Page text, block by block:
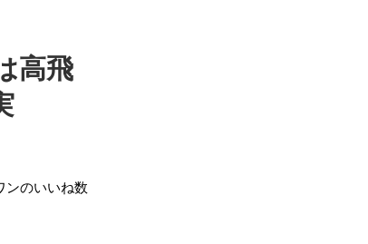
高飛
ンのいいね数